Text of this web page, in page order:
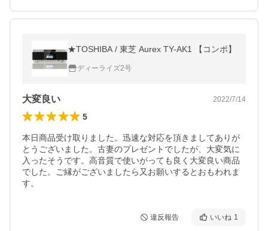
★TOSHIBA / 東芝 Aurex TY-AK1 【コンポ】
ディーライズ2号
大変良い 2022/7/14
5
本日商品受け取りました。迅速な対応を頂きましてありが
とうございました。古妻のプレゼントでしたが、大変気に
入ったそうです。高音質で使いがっても良く大変良い商品
でした。ご縁がございましたら又お願いするとおもわれま
す。
違反報告 いいね 1